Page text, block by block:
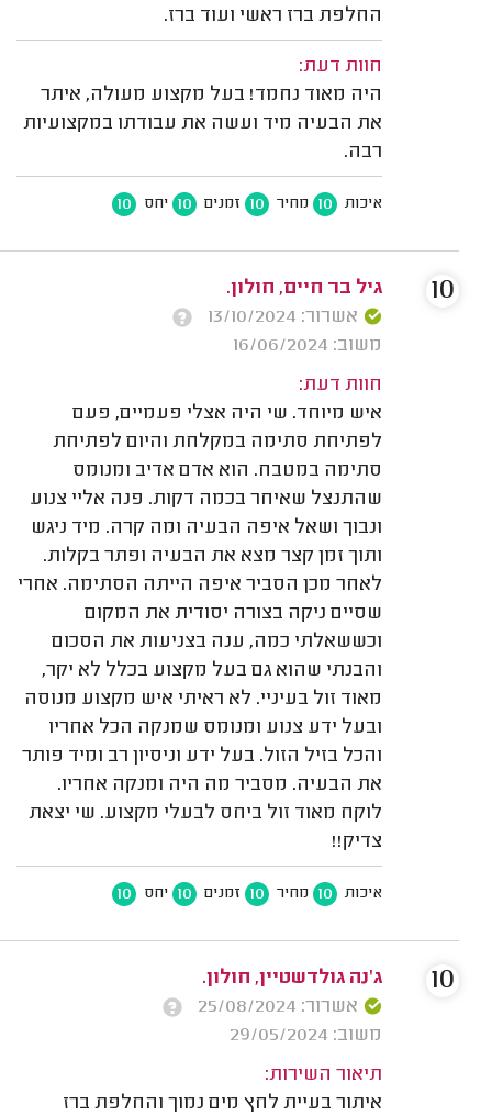
החלפת ברז ראשי ועוד ברז.
חוות דעת:
היה מאוד נחמד! בעל מקצוע מעולה, איתר
את הבעיה מיד ועשה את עבודתו במקצועיות
רבה.
איכות 10 מחיר 10 זמנים 10 יחס 10
גיל בר חיים, חולון.
אשרור: 13/10/2024
משוב: 16/06/2024
חוות דעת:
איש מיוחד. שי היה אצלי פעמיים, פעם
לפתיחת סתימה במקלחת והיום לפתיחת
סתימה במטבח. הוא אדם אדיב ומנומס
שהתנצל שאיחר בכמה דקות. פנה אליי צנוע
ונבוך ושאל איפה הבעיה ומה קרה. מיד ניגש
ותוך זמן קצר מצא את הבעיה ופתר בקלות.
לאחר מכן הסביר איפה הייתה הסתימה. אחרי
שסיים ניקה בצורה יסודית את המקום
וכששאלתי כמה, ענה בצניעות את הסכום
והבנתי שהוא גם בעל מקצוע בכלל לא יקר,
מאוד זול בעיניי. לא ראיתי איש מקצוע מנוסה
ובעל ידע צנוע ומנומס שמנקה הכל אחריו
והכל בזיל הזול. בעל ידע וניסיון רב ומיד פותר
את הבעיה. מסביר מה היה ומנקה אחריו.
לוקח מאוד זול ביחס לבעלי מקצוע. שי יצאת
צדיק!!
איכות 10 מחיר 10 זמנים 10 יחס 10
10
ג'נה גולדשטיין, חולון.
אשרור: 25/08/2024
משוב: 29/05/2024
תיאור השירות:
איתור בעיית לחץ מים נמוך והחלפת ברז
10